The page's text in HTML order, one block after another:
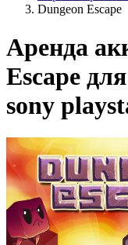
Dungeon Escape
Аренда
Escape
sony